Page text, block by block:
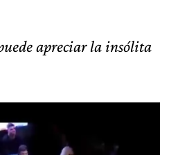
apreciar la insólita